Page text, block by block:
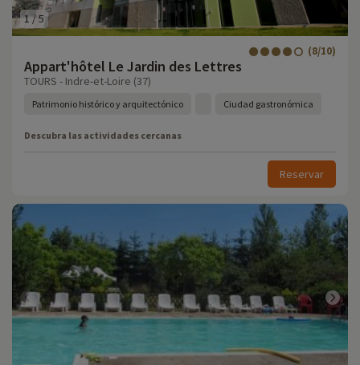
1/5
Appart'hôtel Le Jardin des Lettres
(8/10)
TOURS - Indre-et-Loire (37)
Patrimonio histórico y arquitectónico Ciudad gastronómica
Descubra las actividades cercanas
Reservar